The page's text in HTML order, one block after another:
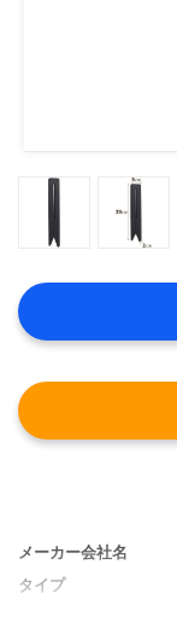
メーカー会社名
タイプ